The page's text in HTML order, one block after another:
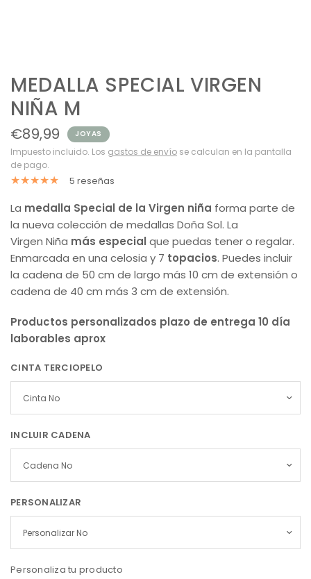
MEDALLA SPECIAL VIRGEN
NIÑA M
€89,99 JOYAS
Impuesto incluido. Los gastos de envío se calculan en la pantalla
de pago.
5 reseñas
La medalla Special de la Virgen niña forma parte de
la nueva colección de medallas Doña Sol. La
Virgen Niña más especial que puedas tener o regalar.
Enmarcada en una celosia y 7 topacios. Puedes incluir
la cadena de 50 cm de largo más 10 cm de extensión o
cadena de 40 cm más 3 cm de extensión.
Productos personalizados plazo de entrega 10 día
laborables aprox
CINTA TERCIOPELO
INCLUIR CADENA
PERSONALIZAR
Personaliza tu producto